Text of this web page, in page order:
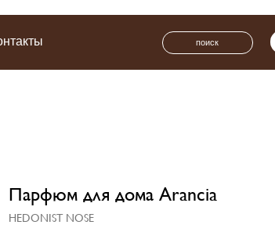
Парфюм для дома Arancia
HEDONIST NOSE